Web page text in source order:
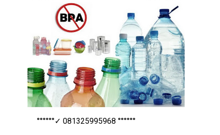
°°°°°°✓ 081325995968 °°°°°°